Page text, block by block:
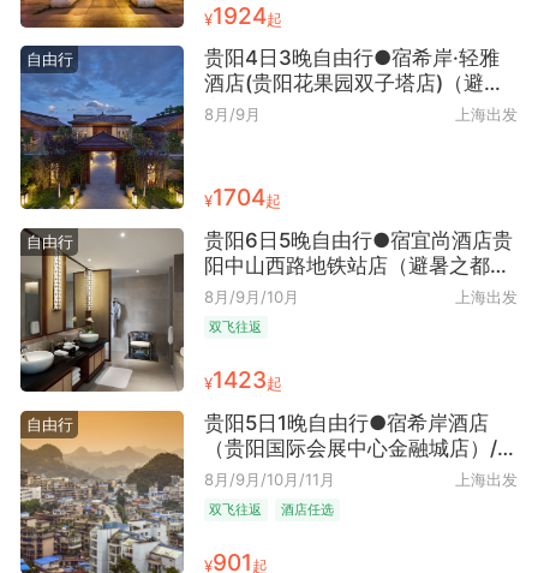
¥1924起
自由行
贵阳4日3晚自由行●宿希岸·轻雅
酒店(贵阳花果园双子塔店)（避暑
之都+多彩风情+近花果园地区+早
8月/9月 上海出发
¥1704起
自由行
贵阳6日5晚自由行●宿宜尚酒店贵
阳中山西路地铁站店（避暑之都
+爽爽贵阳+近大十字广场）
8月/9月/10月 上海出发
双飞往返
¥1423起
自由行
贵阳5日1晚自由行●宿希岸酒店
（贵阳国际会展中心金融城店）/希
岸·轻雅酒店（贵阳国际会展中心金
融城店）可选（避暑之都+生态秘
境）
8月/9月/10月/11月 上海出发
双飞往返 酒店任选
¥901起